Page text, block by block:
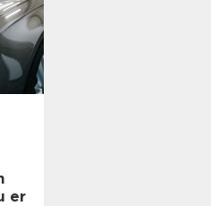
er